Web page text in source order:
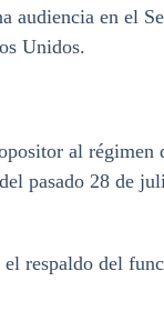
audiencia en el
Unidos.
al
pasado 28 de
respaldo del